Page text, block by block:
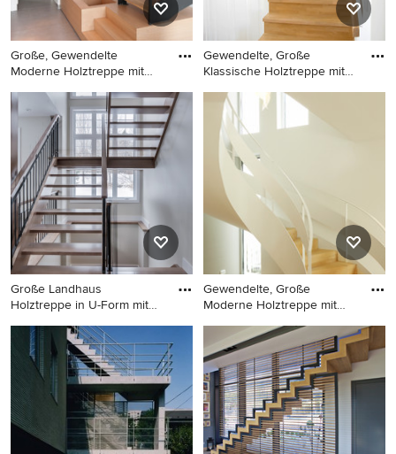
Große, Gewendelte
Moderne Holztreppe mit
Große, Gewendelte Moderne
Holztreppe mit offenen
Setzstufen in Paris
Gewendelte, Große
Klassische Holztreppe mit
Gewendelte, Große
Klassische Holztreppe mit
Holz-Setzstufen in Lyon
Große Landhaus
Holztreppe in U-Form mit
Große Landhaus Holztreppe
in U-Form mit offenen
Setzstufen und
Stahlgeländer in Montreal
Gewendelte, Große
Moderne Holztreppe mit
Gewendelte, Große Moderne
Holztreppe mit Holz-
Setzstufen in Köln